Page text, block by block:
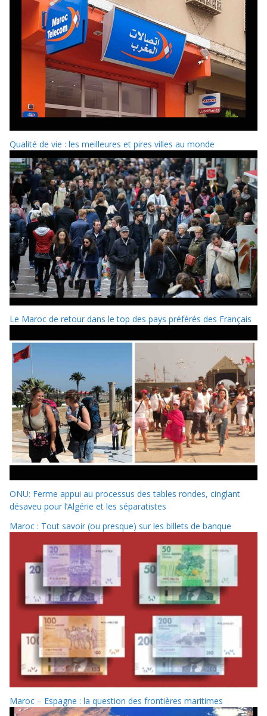
Qualité de vie : les meilleures et pires villes au monde
Le Maroc de retour dans le top des pays préférés des Français
ONU: Ferme appui au processus des tables rondes, cinglant
désaveu pour l’Algérie et les séparatistes
Maroc : Tout savoir (ou presque) sur les billets de banque
Maroc – Espagne : la question des frontières maritimes